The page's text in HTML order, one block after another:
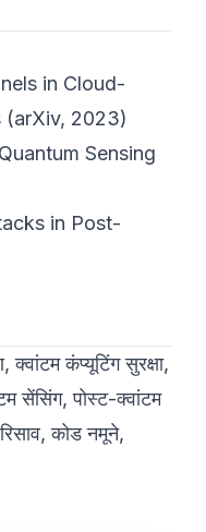
in Cloud-
(arXiv, 2023)
Sensing
in Post-
कंप्यूटिंग सुरक्षा,
सेंसिंग, पोस्ट-क्वांटम
कोड नमूने,